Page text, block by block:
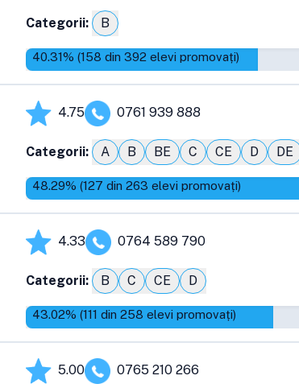
Categorii: B
40.31% (158 din 392 elevi promovați)
4.75 0761 939 888
Categorii: A B BE C CE D DE
48.29% (127 din 263 elevi promovați)
4.33 0764 589 790
Categorii: B C CE D
43.02% (111 din 258 elevi promovați)
5.00 0765 210 266